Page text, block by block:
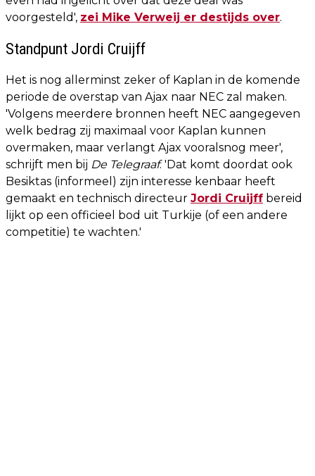
voorgesteld', zei Mike Verweij er destijds over.
Standpunt Jordi Cruijff
Het is nog allerminst zeker of Kaplan in de komende
periode de overstap van Ajax naar NEC zal maken.
'Volgens meerdere bronnen heeft NEC aangegeven
welk bedrag zij maximaal voor Kaplan kunnen
overmaken, maar verlangt Ajax vooralsnog meer',
schrijft men bij De Telegraaf. 'Dat komt doordat ook
Besiktas (informeel) zijn interesse kenbaar heeft
gemaakt en technisch directeur Jordi Cruijff bereid
lijkt op een officieel bod uit Turkije (of een andere
competitie) te wachten.'